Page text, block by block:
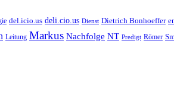
del.icio.us deli.cio.us Dienst Dietrich Bonhoeffer
Leitung Markus Nachfolge NT Predigt Römer